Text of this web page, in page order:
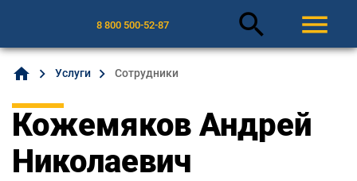
8 800 500-52-87 search menu
home Услуги Сотрудники
Кожемяков Андрей
Николаевич